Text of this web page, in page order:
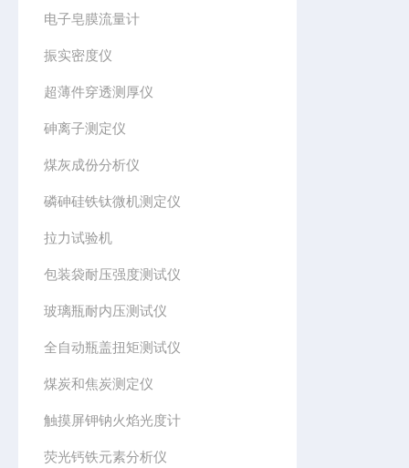
电子皂膜流量计
振实密度仪
超薄件穿透测厚仪
砷离子测定仪
煤灰成份分析仪
磷砷硅铁钛微机测定仪
拉力试验机
包装袋耐压强度测试仪
玻璃瓶耐内压测试仪
全自动瓶盖扭矩测试仪
煤炭和焦炭测定仪
触摸屏钾钠火焰光度计
荧光钙铁元素分析仪